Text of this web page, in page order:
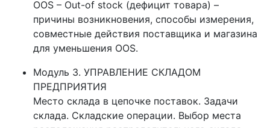
OOS – Out-of stock (дефицит товара) –
причины возникновения, способы измерения,
совместные действия поставщика и магазина
для уменьшения OOS.
Модуль 3. УПРАВЛЕНИЕ СКЛАДОМ
ПРЕДПРИЯТИЯ
Место склада в цепочке поставок. Задачи
склада. Складские операции. Выбор места